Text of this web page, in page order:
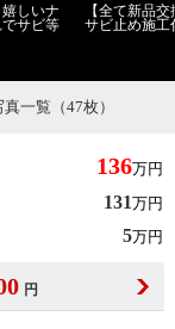
しいナ
サビ等
【全て新品
サビ止め施工
真一覧（47枚）
136万円
131万円
5万円
円